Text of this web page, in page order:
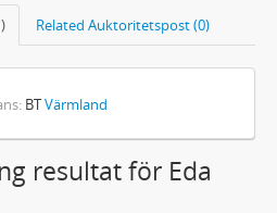
Related Auktoritetspost (0)
BTVärmland
resultat för Eda